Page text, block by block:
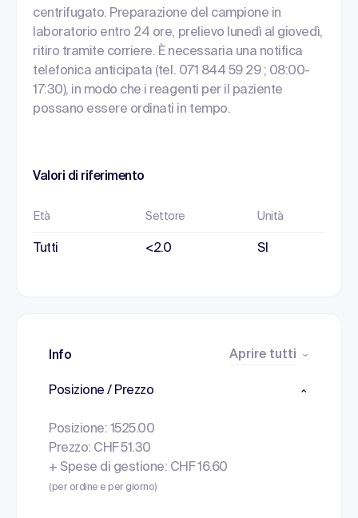
centrifugato. Preparazione del campione in
laboratorio entro 24 ore, prelievo lunedì al giovedì,
ritiro tramite corriere. È necessaria una notifica
telefonica anticipata (tel. 071 844 59 29 ; 08:00-
17:30), in modo che i reagenti per il paziente
possano essere ordinati in tempo.
Valori di riferimento
Età Settore Unità
Tutti <2.0 SI
Info Aprire tutti
Posizione / Prezzo
Posizione: 1525.00
Prezzo: CHF 51.30
+ Spese di gestione: CHF 16.60
(per ordine e per giorno)